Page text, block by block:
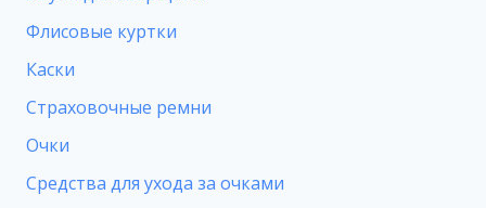
Флисовые куртки
Каски
Страховочные ремни
Очки
Средства для ухода за очками